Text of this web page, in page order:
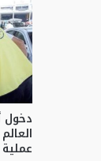
عملية